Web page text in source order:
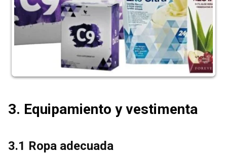
3. Equipamiento y vestimenta
3.1 Ropa adecuada